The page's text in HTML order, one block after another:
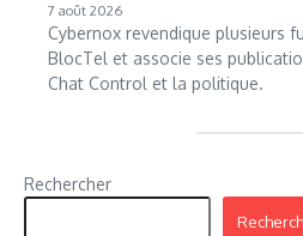
7 août 2026
Cybernox revendique plusieurs
BlocTel et associe ses
Chat Control et la politique.
Rechercher